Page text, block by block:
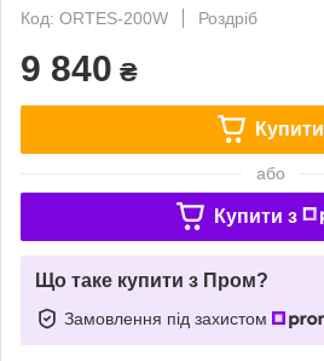
Код: ORTES-200W
Роздріб
9 840 ₴
Купити
або
Купити з
Що таке купити з Пром?
Замовлення під захистом